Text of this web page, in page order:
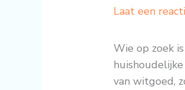
Laat een
Wie op zoek
van witgoed,